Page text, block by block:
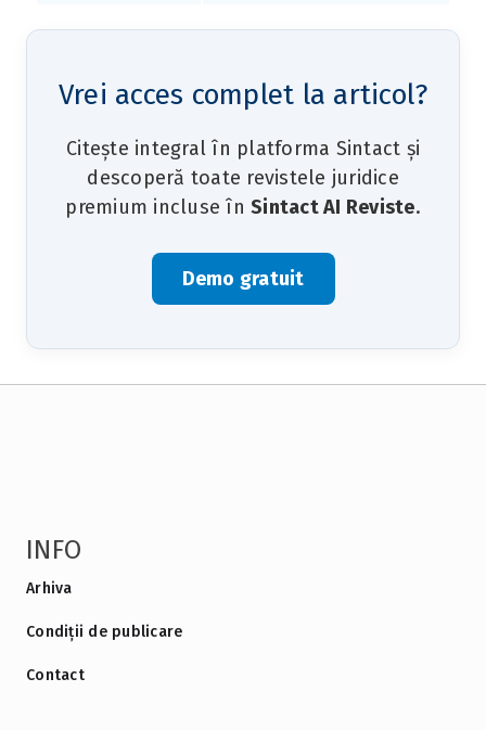
Vrei acces complet la articol?
Citește integral în platforma Sintact și
descoperă toate revistele juridice
premium incluse în Sintact AI Reviste.
Demo gratuit
INFO
Arhiva
Condiții de publicare
Contact